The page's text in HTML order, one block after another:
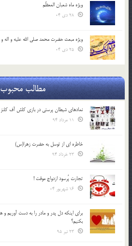
ویژه ماه شعبان المعظّم
ویژه مبعث حضرت محمد صلی الله علیه و اله
مطالب محبوب
نمادهای شیطان پرستی در بازی کلش آف کلنز
خاطره ای از توسل به حضرت زهرا(س)
تجارت پُرسود ازدواج موقت !
براي اينكه دل پدر و مادر را به دست آوريم و
بكنيم؟